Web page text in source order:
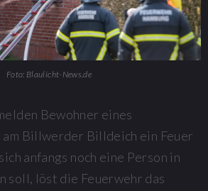
Foto: Blaulicht-News.de
Bewohner eines
am Billwerder Billdeich ein Feuer
anfangs noch eine Person in
soll, löst die Feuerwehr das